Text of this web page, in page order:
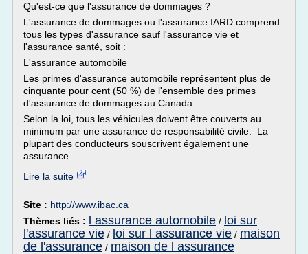
Qu'est-ce que l'assurance de dommages ?
L'assurance de dommages ou l'assurance IARD comprend
tous les types d'assurance sauf l'assurance vie et
l'assurance santé, soit :
L'assurance automobile
Les primes d'assurance automobile représentent plus de
cinquante pour cent (50 %) de l'ensemble des primes
d'assurance de dommages au Canada.
Selon la loi, tous les véhicules doivent être couverts au
minimum par une assurance de responsabilité civile. La
plupart des conducteurs souscrivent également une
assurance...
Lire la suite
Site : http://www.ibac.ca
Thèmes liés :
l assurance automobile / loi sur
l'assurance vie / loi sur l assurance vie / maison
de l'assurance / maison de l assurance